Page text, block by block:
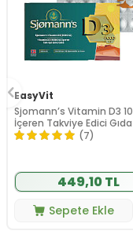
EasyVit
Sjomann’s Vitamin D3
İçeren Takviye Edici
Adet Çiğnenebilir Jel
(7)
449,10 TL
Sepete Ekle